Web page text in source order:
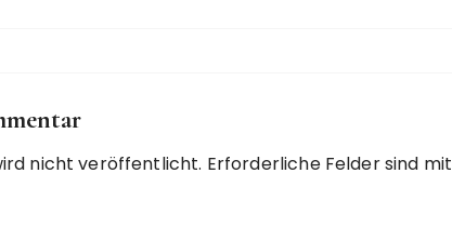
nicht veröffentlicht. Erforderliche Felder sind mit